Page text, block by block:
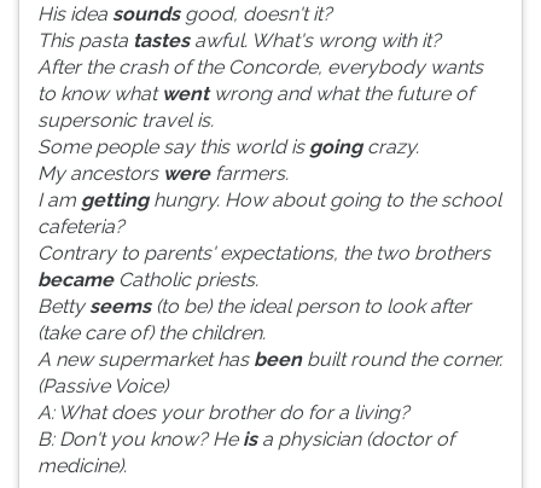
menu
principal
pressione
tecla
depois
Pressione
para
ouvir
essa
instrução
novamente.
His idea soundsgood, doesn't it?
This pasta tastesawful. What's wrong with it?
After the crash of the Concorde, everybody wants
to know what wentwrong and what the future of
supersonic travel is.
Some people say this world is goingcrazy.
My ancestors werefarmers.
I am gettinghungry. How about going to the school
cafeteria?
Contrary to parents' expectations, the two brothers
becameCatholic priests.
Bettyseems(to be) the ideal person to look after
(take care of) the children.
A new supermarket has beenbuilt round the corner.
(Passive Voice)
A: What does your brother do for a living?
B: Don't you know? He isa physician (doctor of
medicine).